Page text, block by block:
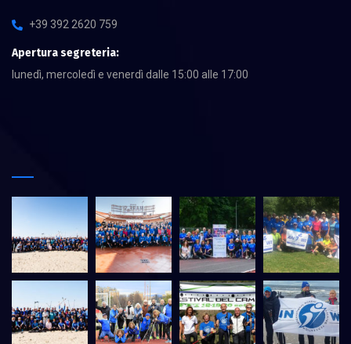
+39 392 2620 759
Apertura segreteria:
lunedì, mercoledì e venerdì dalle 15:00 alle 17:00